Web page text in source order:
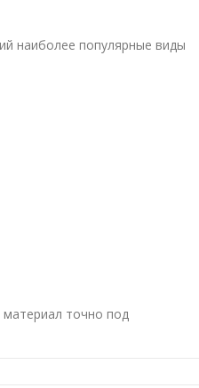
наиболее популярные виды
материал точно под